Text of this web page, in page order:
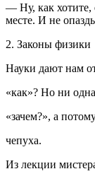
— Ну, как хотите,
месте. И не
2. Законы физики
Науки дают нам
«как»? Но ни
«зачем?», а
чепуха.
Из лекции